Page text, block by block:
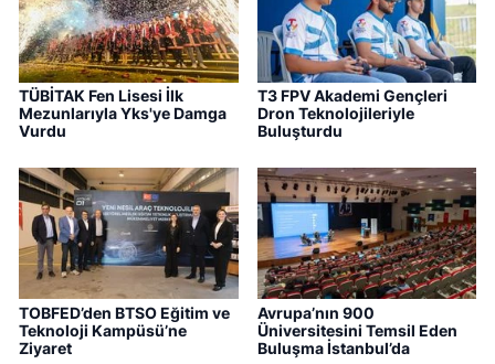
TÜBİTAK Fen Lisesi İlk
Mezunlarıyla Yks'ye Damga
Vurdu
T3 FPV Akademi Gençleri
Dron Teknolojileriyle
Buluşturdu
TOBFED’den BTSO Eğitim ve
Teknoloji Kampüsü’ne
Ziyaret
Avrupa’nın 900
Üniversitesini Temsil Eden
Buluşma İstanbul’da